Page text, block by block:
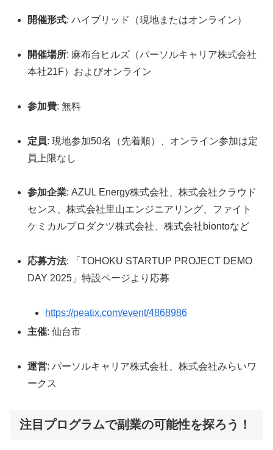
開催形式: ハイブリッド（現地またはオンライン）
開催場所: 麻布台ヒルズ（パーソルキャリア株式会社
本社21F）およびオンライン
参加費: 無料
定員: 現地参加50名（先着順）、オンライン参加は定
員上限なし
参加企業: AZUL Energy株式会社、株式会社クラウド
センス、株式会社里山エンジニアリング、ファイト
ケミカルプロダクツ株式会社、株式会社biontoなど
応募方法: 「TOHOKU STARTUP PROJECT DEMO
DAY 2025」特設ページより応募
https://peatix.com/event/4868986
主催: 仙台市
運営: パーソルキャリア株式会社、株式会社みらいワ
ークス
注目プログラムで副業の可能性を探ろう！